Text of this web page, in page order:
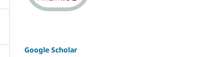
Google Scholar